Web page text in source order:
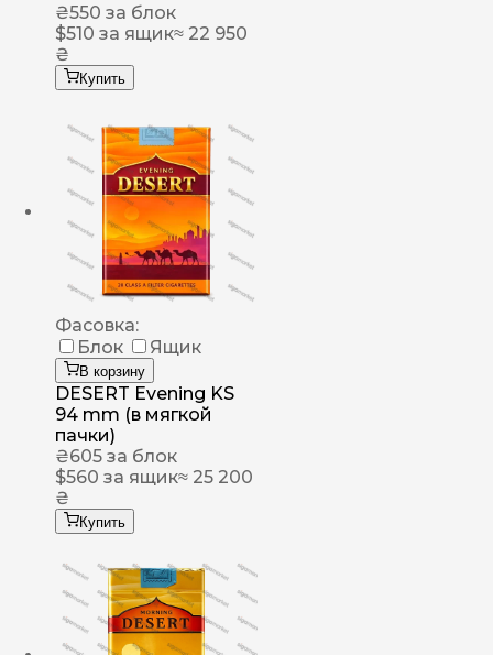
₴550 за блок
$510 за ящик≈ 22 950
₴
Купить
Фасовка:
Блок
Ящик
В корзину
DESERT Evening KS
94 mm (в мягкой
пачки)
₴605 за блок
$560 за ящик≈ 25 200
₴
Купить